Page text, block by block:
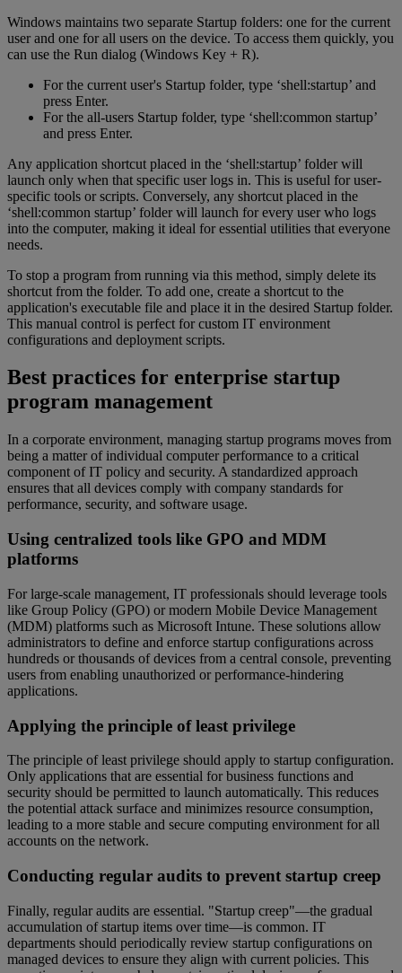
Windows maintains two separate Startup folders: one for the current
user and one for all users on the device. To access them quickly, you
can use the Run dialog (Windows Key + R).
For the current user's Startup folder, type ‘shell:startup’ and
press Enter.
For the all-users Startup folder, type ‘shell:common startup’
and press Enter.
Any application shortcut placed in the ‘shell:startup’ folder will
launch only when that specific user logs in. This is useful for user-
specific tools or scripts. Conversely, any shortcut placed in the
‘shell:common startup’ folder will launch for every user who logs
into the computer, making it ideal for essential utilities that everyone
needs.
To stop a program from running via this method, simply delete its
shortcut from the folder. To add one, create a shortcut to the
application's executable file and place it in the desired Startup folder.
This manual control is perfect for custom IT environment
configurations and deployment scripts.
Best practices for enterprise startup
program management
In a corporate environment, managing startup programs moves from
being a matter of individual computer performance to a critical
component of IT policy and security. A standardized approach
ensures that all devices comply with company standards for
performance, security, and software usage.
Using centralized tools like GPO and MDM
platforms
For large-scale management, IT professionals should leverage tools
like Group Policy (GPO) or modern Mobile Device Management
(MDM) platforms such as Microsoft Intune. These solutions allow
administrators to define and enforce startup configurations across
hundreds or thousands of devices from a central console, preventing
users from enabling unauthorized or performance-hindering
applications.
Applying the principle of least privilege
The principle of least privilege should apply to startup configuration.
Only applications that are essential for business functions and
security should be permitted to launch automatically. This reduces
the potential attack surface and minimizes resource consumption,
leading to a more stable and secure computing environment for all
accounts on the network.
Conducting regular audits to prevent startup creep
Finally, regular audits are essential. "Startup creep"—the gradual
accumulation of startup items over time—is common. IT
departments should periodically review startup configurations on
managed devices to ensure they align with current policies. This